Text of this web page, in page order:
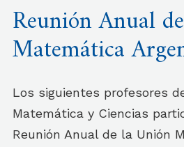
Reunión Anual
Matemática
Los siguientes profesores
Matemática y Ciencias
Reunión Anual de la Unión